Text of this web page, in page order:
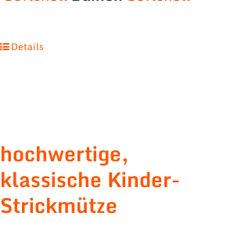
Details
hochwertige,
klassische Kinder-
Strickmütze